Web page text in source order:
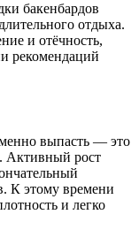
бакенбардов
отдыха.
и отёчность,
рекомендаций
выпасть — это
Активный рост
К этому времени
и легко